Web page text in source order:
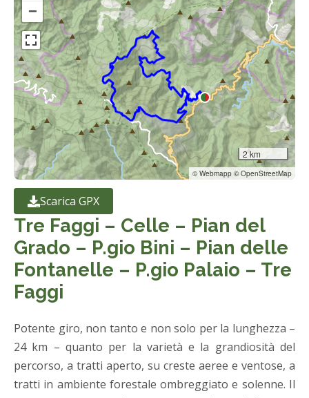
−
2 km
© Webmapp © OpenStreetMap
Scarica GPX
Tre Faggi – Celle – Pian del
Grado – P.gio Bini – Pian delle
Fontanelle – P.gio Palaio – Tre
Faggi
Potente giro, non tanto e non solo per la lunghezza –
24 km – quanto per la varietà e la grandiosità del
percorso, a tratti aperto, su creste aeree e ventose, a
tratti in ambiente forestale ombreggiato e solenne. Il